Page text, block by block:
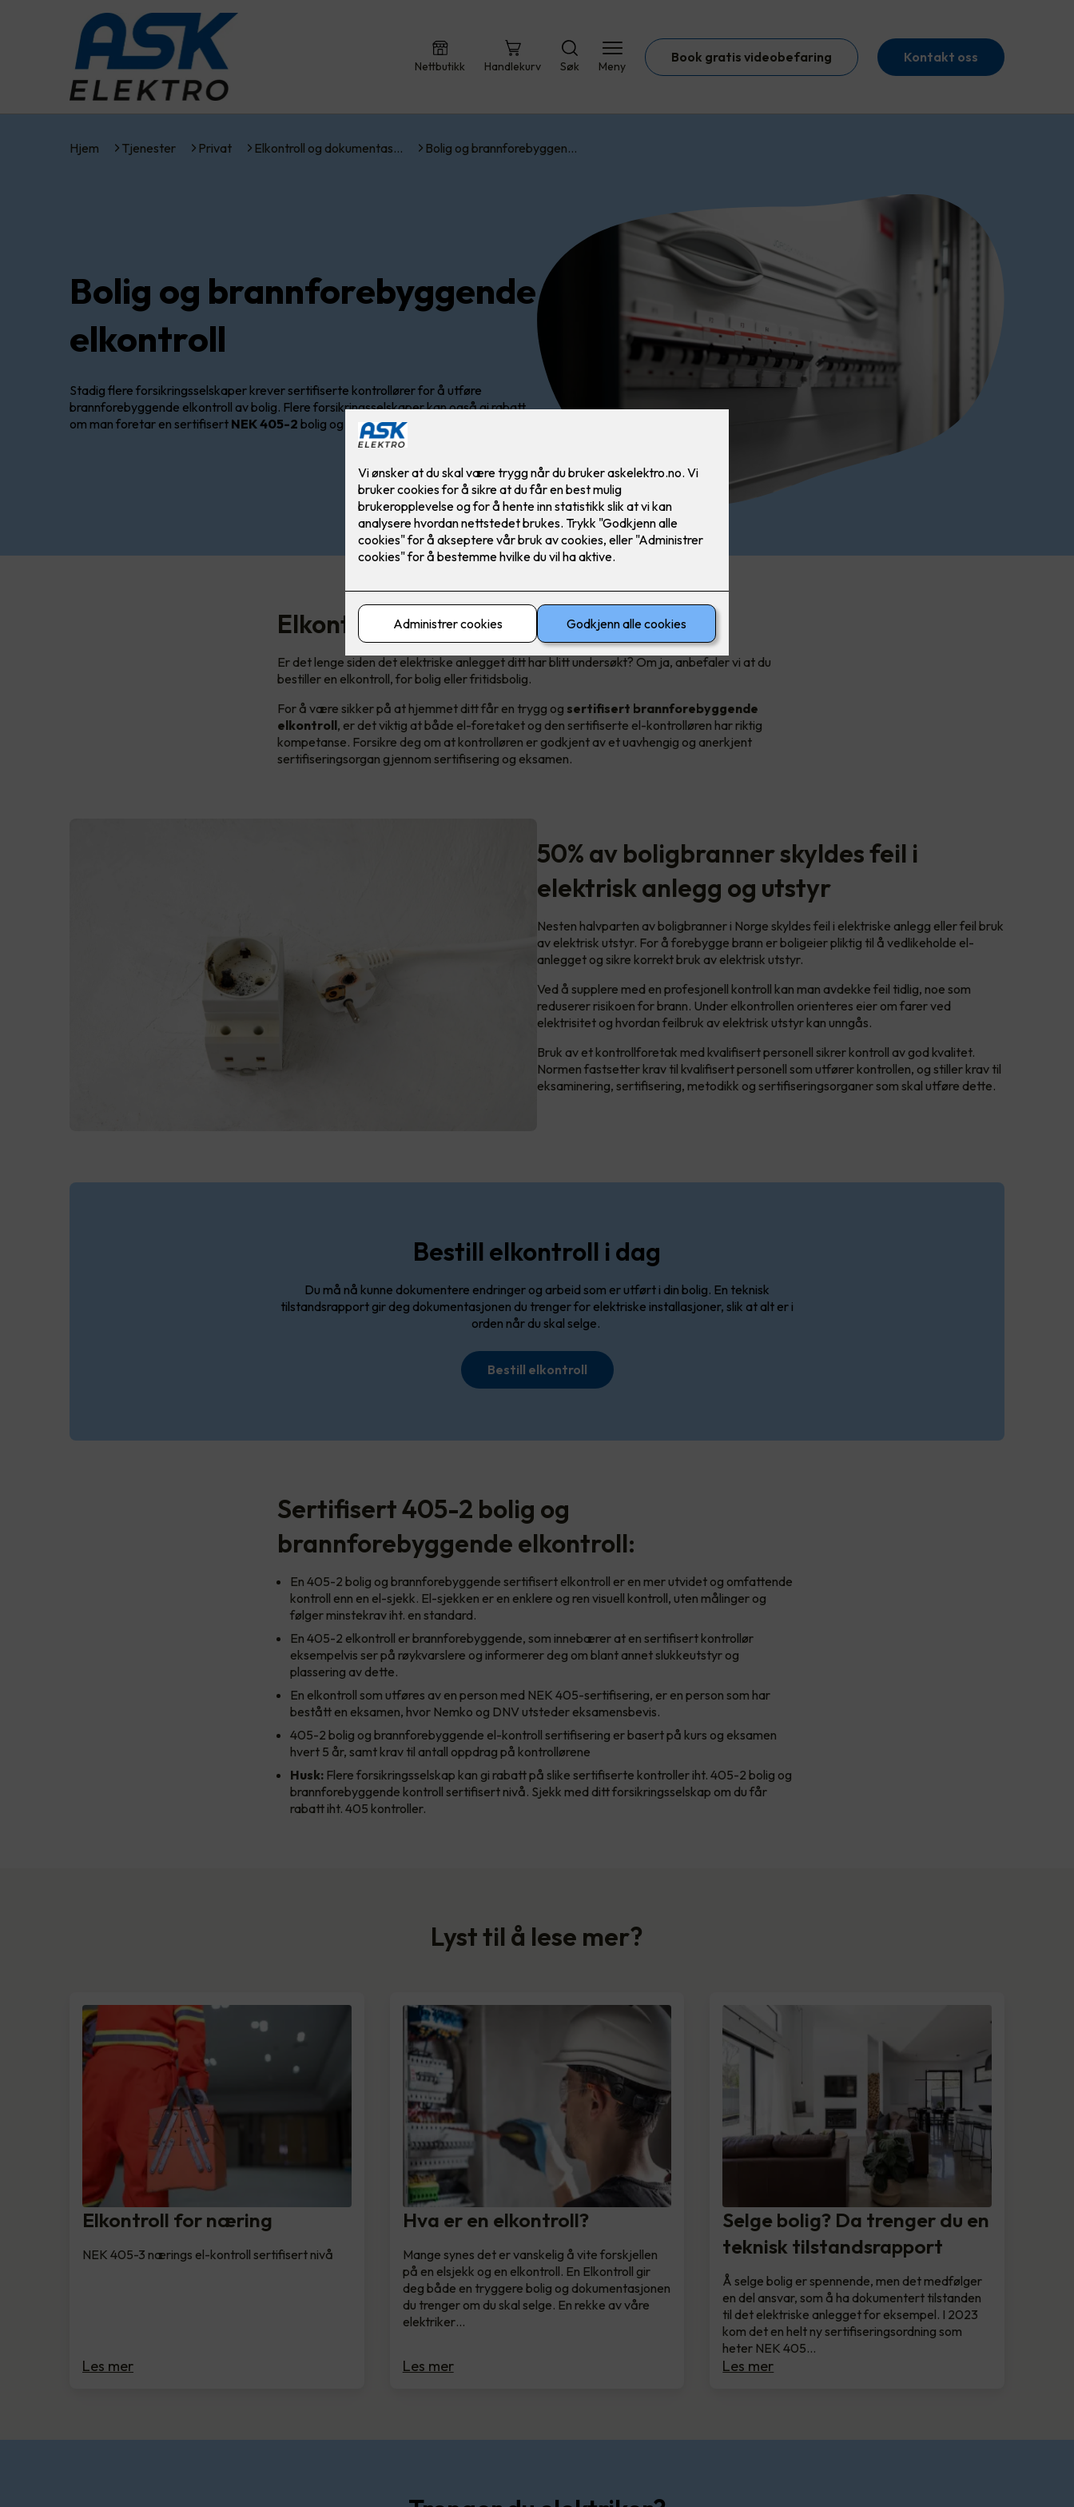
Nettbutikk Handlekurv Søk Meny
Book gratis videobefaring Kontakt oss
Hjem Tjenester Privat Elkontroll og dokumentas… Bolig og brannforebyggen…
Bolig og brannforebyggende
elkontroll
Stadig flere forsikringsselskaper krever sertifiserte kontrollører for å utføre
brannforebyggende elkontroll av bolig. Flere forsikringsselskaper kan også gi rabatt
om man foretar en sertifisert NEK 405-2 bolig og brannforebyggende elkontroll.
Elkontroll for å hindre boligbrann
Er det lenge siden det elektriske anlegget ditt har blitt undersøkt? Om ja, anbefaler vi at du
bestiller en elkontroll, for bolig eller fritidsbolig.
For å være sikker på at hjemmet ditt får en trygg og sertifisert brannforebyggende
elkontroll, er det viktig at både el-foretaket og den sertifiserte el-kontrolløren har riktig
kompetanse. Forsikre deg om at kontrolløren er godkjent av et uavhengig og anerkjent
sertifiseringsorgan gjennom sertifisering og eksamen.
50% av boligbranner skyldes feil i
elektrisk anlegg og utstyr
Nesten halvparten av boligbranner i Norge skyldes feil i elektriske anlegg eller feil bruk
av elektrisk utstyr. For å forebygge brann er boligeier pliktig til å vedlikeholde el-
anlegget og sikre korrekt bruk av elektrisk utstyr.
Ved å supplere med en profesjonell kontroll kan man avdekke feil tidlig, noe som
reduserer risikoen for brann. Under elkontrollen orienteres eier om farer ved
elektrisitet og hvordan feilbruk av elektrisk utstyr kan unngås.
Bruk av et kontrollforetak med kvalifisert personell sikrer kontroll av god kvalitet.
Normen fastsetter krav til kvalifisert personell som utfører kontrollen, og stiller krav til
eksaminering, sertifisering, metodikk og sertifiseringsorganer som skal utføre dette.
Bestill elkontroll i dag
Du må nå kunne dokumentere endringer og arbeid som er utført i din bolig. En teknisk
tilstandsrapport gir deg dokumentasjonen du trenger for elektriske installasjoner, slik at alt er i
orden når du skal selge.
Bestill elkontroll
Sertifisert 405-2 bolig og
brannforebyggende elkontroll:
En 405-2 bolig og brannforebyggende sertifisert elkontroll er en mer utvidet og omfattende
kontroll enn en el-sjekk. El-sjekken er en enklere og ren visuell kontroll, uten målinger og
følger minstekrav iht. en standard.
En 405-2 elkontroll er brannforebyggende, som innebærer at en sertifisert kontrollør
eksempelvis ser på røykvarslere og informerer deg om blant annet slukkeutstyr og
plassering av dette.
En elkontroll som utføres av en person med NEK 405-sertifisering, er en person som har
bestått en eksamen, hvor Nemko og DNV utsteder eksamensbevis.
405-2 bolig og brannforebyggende el-kontroll sertifisering er basert på kurs og eksamen
hvert 5 år, samt krav til antall oppdrag på kontrollørene
Husk: Flere forsikringsselskap kan gi rabatt på slike sertifiserte kontroller iht. 405-2 bolig og
brannforebyggende kontroll sertifisert nivå. Sjekk med ditt forsikringsselskap om du får
rabatt iht. 405 kontroller.
Lyst til å lese mer?
Elkontroll for næring
NEK 405-3 nærings el-kontroll sertifisert nivå
Les mer
Hva er en elkontroll?
Mange synes det er vanskelig å vite forskjellen
på en elsjekk og en elkontroll. En Elkontroll gir
deg både en tryggere bolig og dokumentasjonen
du trenger om du skal selge. En rekke av våre
elektriker…
Les mer
Selge bolig? Da trenger du en
teknisk tilstandsrapport
Å selge bolig er spennende, men det medfølger
en del ansvar, som å ha dokumentert tilstanden
til det elektriske anlegget for eksempel. I 2023
kom det en helt ny sertifiseringsordning som
heter NEK 405…
Les mer